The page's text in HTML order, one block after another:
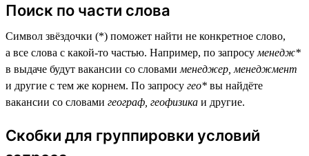
Поиск по части слова
Символ звёздочки (*) поможет найти не конкретное слово,
а все слова с какой-то частью. Например, по запросу менедж*
в выдаче будут вакансии со словами менеджер, менеджмент
и другие с тем же корнем. По запросу гео* вы найдёте
вакансии со словами географ, геофизика и другие.
Скобки для группировки условий